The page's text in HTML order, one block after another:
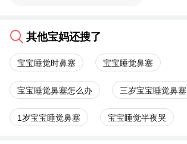
其他宝妈还搜了
宝宝睡觉时鼻塞 宝宝睡觉鼻塞
宝宝睡觉鼻塞怎么办 三岁宝宝睡觉鼻塞
1岁宝宝睡觉鼻塞 宝宝睡觉半夜哭